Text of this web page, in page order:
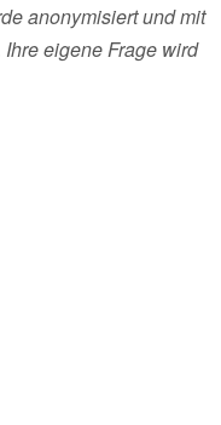
anonymisiert und mit
eigene Frage wird